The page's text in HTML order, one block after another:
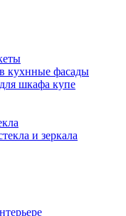
кухнные фасады
шкафа купе
и зеркала